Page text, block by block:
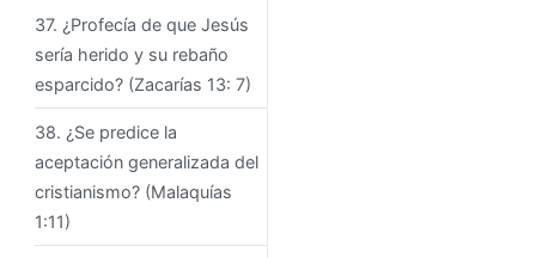
37. ¿Profecía de que Jesús
sería herido y su rebaño
esparcido? (Zacarías 13: 7)
38. ¿Se predice la
aceptación generalizada del
cristianismo? (Malaquías
1:11)